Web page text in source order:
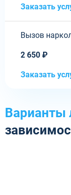
Заказать
Вызов
2 650 ₽
Заказать
Варианты